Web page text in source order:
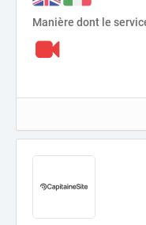
Manière dont le